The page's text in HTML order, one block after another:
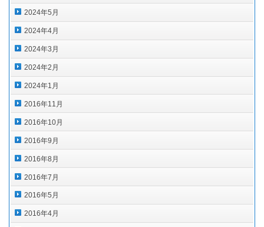
2024年5月
2024年4月
2024年3月
2024年2月
2024年1月
2016年11月
2016年10月
2016年9月
2016年8月
2016年7月
2016年5月
2016年4月